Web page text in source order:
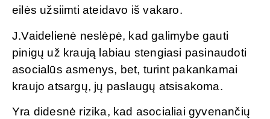
eilės užsiimti ateidavo iš vakaro.
J.Vaidelienė neslėpė, kad galimybe gauti
pinigų už kraują labiau stengiasi pasinaudoti
asocialūs asmenys, bet, turint pakankamai
kraujo atsargų, jų paslaugų atsisakoma.
Yra didesnė rizika, kad asocialiai gyvenančių